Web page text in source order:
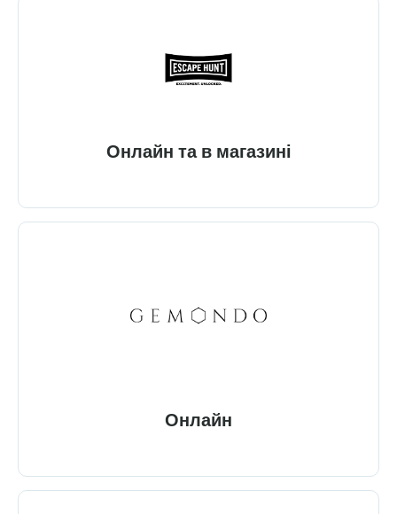
Онлайн та в магазині
Онлайн